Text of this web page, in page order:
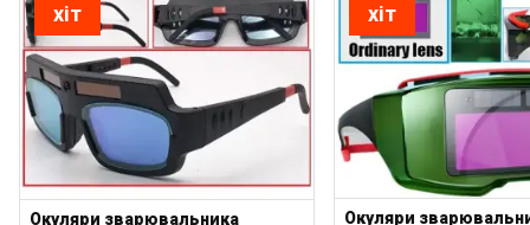
хіт
Окуляри зварювальника
хіт
Окуляри